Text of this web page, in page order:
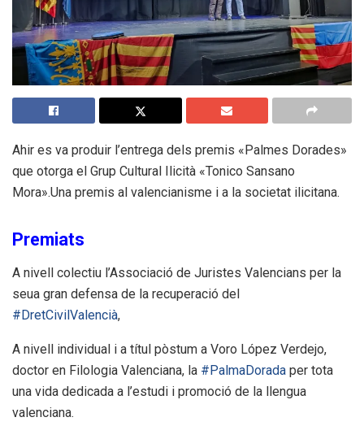
Ahir es va produir l’entrega dels premis «Palmes Dorades»
que otorga el Grup Cultural Ilicità «Tonico Sansano
Mora».Una premis al valencianisme i a la societat ilicitana.
Premiats
A nivell colectiu l’Associació de Juristes Valencians per la
seua gran defensa de la recuperació del
#DretCivilValencià,
A nivell individual i a títul pòstum a Voro López Verdejo,
doctor en Filologia Valenciana, la #PalmaDorada per tota
una vida dedicada a l’estudi i promoció de la llengua
valenciana.